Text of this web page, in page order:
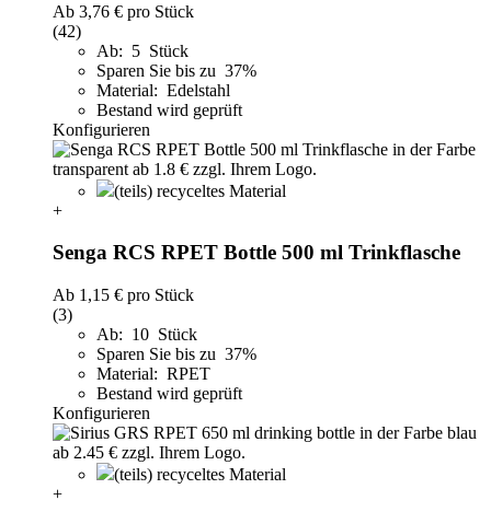
Ab 3,76 € pro Stück
(42)
Ab: 5 Stück
Sparen Sie bis zu 37%
Material: Edelstahl
Bestand wird geprüft
Konfigurieren
(teils) recyceltes Material
+
Senga RCS RPET Bottle 500 ml Trinkflasche
Ab 1,15 € pro Stück
(3)
Ab: 10 Stück
Sparen Sie bis zu 37%
Material: RPET
Bestand wird geprüft
Konfigurieren
(teils) recyceltes Material
+